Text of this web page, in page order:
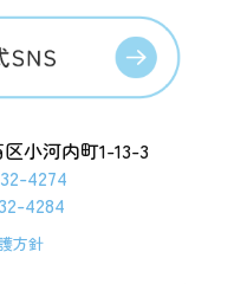
小河内町1-13-3
4274
4284
方針